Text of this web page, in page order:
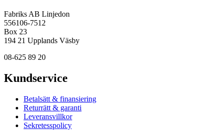
Fabriks AB Linjedon
556106-7512
Box 23
194 21 Upplands Väsby
08-625 89 20
Kundservice
Betalsätt & finansiering
Returrätt & garanti
Leveransvillkor
Sekretesspolicy